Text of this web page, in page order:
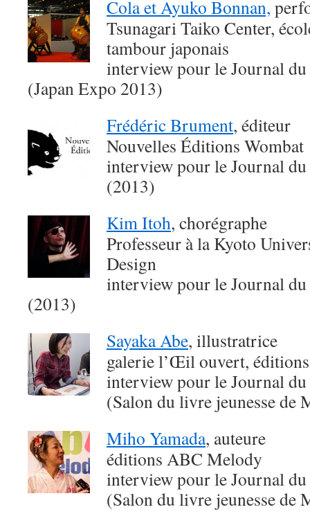
Cola et Ayuko Bonnan,
Tsunagari Taiko Center,
tambour japonais
interview pour le Journal du
(Japan Expo 2013)
Frédéric Brument, éditeur
Nouvelles Éditions Wombat
interview pour le Journal du
(2013)
Kim Itoh, chorégraphe
Professeur à la Kyoto
Design
interview pour le Journal du
(2013)
Sayaka Abe, illustratrice
galerie l’Œil ouvert,
interview pour le Journal du
(Salon du livre jeunesse de
Miho Yamada, auteure
éditions ABC Melody
interview pour le Journal du
(Salon du livre jeunesse de